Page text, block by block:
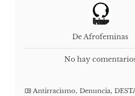
De Afrofeminas
No hay
Antirracismo, Denuncia,